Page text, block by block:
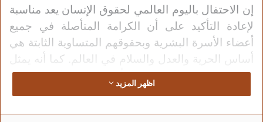
إن الاحتفال باليوم العالمي لحقوق الإنسان يعد مناسبة
لإعادة التأكيد على أن الكرامة المتأصلة في جميع
أعضاء الأسرة البشرية وبحقوقهم المتساوية الثابتة هي
أساس الحرية والعدل والسلام في العالم. كما أنه يمثل
فرصة مواتية للتذكير والتأكيد على التزام مصر
بالاستمرار في الإسهام في بناء وتعزيز المنظومة
اظهر المزيد